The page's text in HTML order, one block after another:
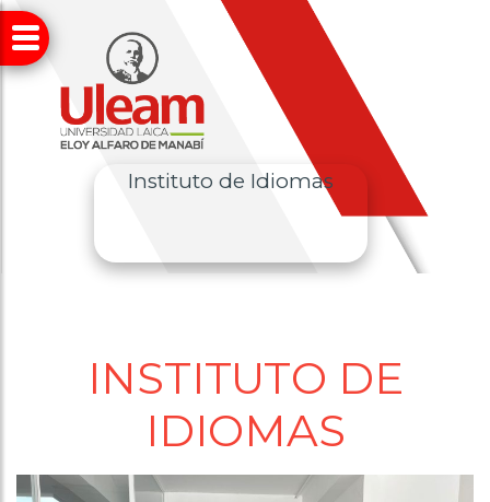
Instituto de Idiomas
INSTITUTO DE
IDIOMAS